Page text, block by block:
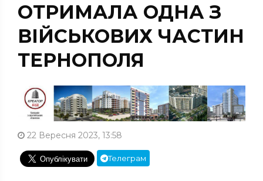
ОТРИМАЛА ОДНА З
ВІЙСЬКОВИХ ЧАСТИН
ТЕРНОПОЛЯ
22 Вересня 2023, 13:58
Телеграм